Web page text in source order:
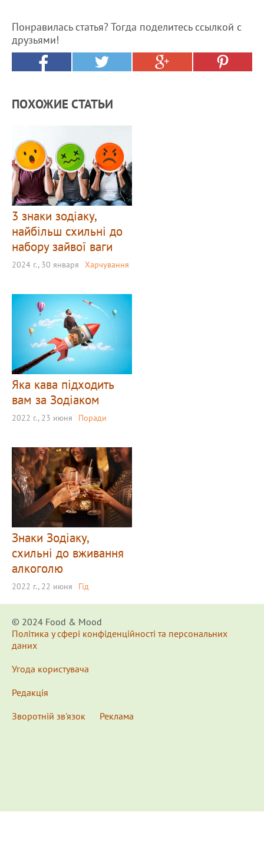
Понравилась статья? Тогда поделитесь ссылкой с
друзьями!
ПОХОЖИЕ СТАТЬИ
3 знаки зодіаку,
найбільш схильні до
набору зайвої ваги
2024 г., 30 января Харчування
Яка кава підходить
вам за Зодіаком
2022 г., 23 июня Поради
Знаки Зодіаку,
схильні до вживання
алкоголю
2022 г., 22 июня Гід
© 2024 Food & Мood
Політика у сфері конфіденційності та персональних
даних
Угода користувача
Редакція
Зворотній зв'язок
Реклама